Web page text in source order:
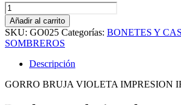
GORRO
BRUJA
*ANACLETA*
VIOLETA
IMPRESION
IRIDISCENTE
cantidad
Añadir al carrito
SKU: GO025 Categorías: BONETES Y
SOMBREROS
Descripción
GORRO BRUJA VIOLETA IMPRESION